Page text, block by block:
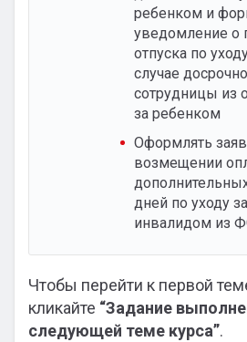
ребенком и
уведомление о
отпуска по
случае
сотрудницы из
за ребенком
Оформлять
возмещении
дней по уходу
инвалидом из
Чтобы перейти к первой
кликайте “Задание
следующей теме курса”.